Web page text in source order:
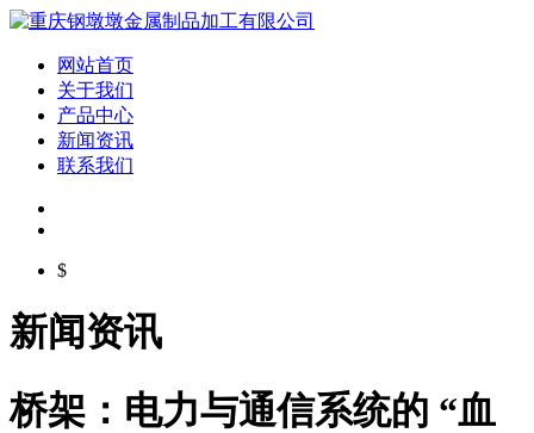
网站首页
关于我们
产品中心
新闻资讯
联系我们
$
新闻资讯
桥架：电力与通信系统的 “血